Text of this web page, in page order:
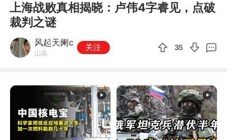
上海战败真相揭晓：卢伟4字睿见，点破
裁判之谜
风起天阑c
山东
关注 35